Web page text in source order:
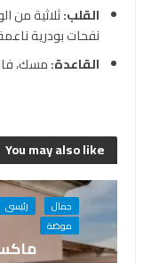
القلب:ثلاثية من
نفحات بودرية
القاعدة:مسك،
You may also like
جمال رئيسى
موضة